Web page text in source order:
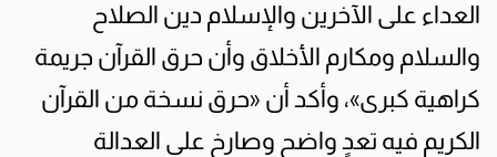
العداء على الآخرين والإسلام دين الصلاح
والسلام ومكارم الأخلاق وأن حرق القرآن جريمة
كراهية كبرى»، وأكد أن «حرق نسخة من القرآن
الكريم فيه تعدٍ واضح وصارخ على العدالة